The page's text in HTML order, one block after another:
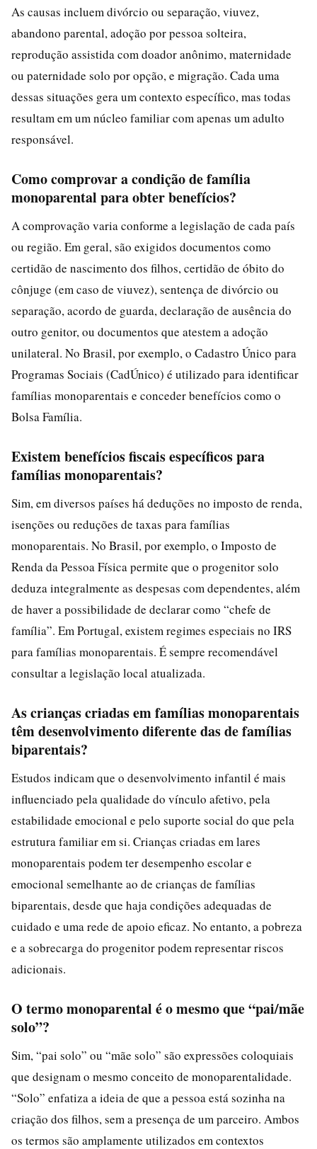
As causas incluem divórcio ou separação, viuvez,
abandono parental, adoção por pessoa solteira,
reprodução assistida com doador anônimo, maternidade
ou paternidade solo por opção, e migração. Cada uma
dessas situações gera um contexto específico, mas todas
resultam em um núcleo familiar com apenas um adulto
responsável.
Como comprovar a condição de família
monoparental para obter benefícios?
A comprovação varia conforme a legislação de cada país
ou região. Em geral, são exigidos documentos como
certidão de nascimento dos filhos, certidão de óbito do
cônjuge (em caso de viuvez), sentença de divórcio ou
separação, acordo de guarda, declaração de ausência do
outro genitor, ou documentos que atestem a adoção
unilateral. No Brasil, por exemplo, o Cadastro Único para
Programas Sociais (CadÚnico) é utilizado para identificar
famílias monoparentais e conceder benefícios como o
Bolsa Família.
Existem benefícios fiscais específicos para
famílias monoparentais?
Sim, em diversos países há deduções no imposto de renda,
isenções ou reduções de taxas para famílias
monoparentais. No Brasil, por exemplo, o Imposto de
Renda da Pessoa Física permite que o progenitor solo
deduza integralmente as despesas com dependentes, além
de haver a possibilidade de declarar como “chefe de
família”. Em Portugal, existem regimes especiais no IRS
para famílias monoparentais. É sempre recomendável
consultar a legislação local atualizada.
As crianças criadas em famílias monoparentais
têm desenvolvimento diferente das de famílias
biparentais?
Estudos indicam que o desenvolvimento infantil é mais
influenciado pela qualidade do vínculo afetivo, pela
estabilidade emocional e pelo suporte social do que pela
estrutura familiar em si. Crianças criadas em lares
monoparentais podem ter desempenho escolar e
emocional semelhante ao de crianças de famílias
biparentais, desde que haja condições adequadas de
cuidado e uma rede de apoio eficaz. No entanto, a pobreza
e a sobrecarga do progenitor podem representar riscos
adicionais.
O termo monoparental é o mesmo que “pai/mãe
solo”?
Sim, “pai solo” ou “mãe solo” são expressões coloquiais
que designam o mesmo conceito de monoparentalidade.
“Solo” enfatiza a ideia de que a pessoa está sozinha na
criação dos filhos, sem a presença de um parceiro. Ambos
os termos são amplamente utilizados em contextos